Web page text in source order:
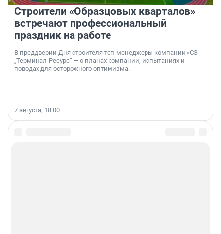
Строители «Образцовых кварталов»
встречают профессиональный
праздник на работе
В преддверии Дня строителя топ-менеджеры компании «СЗ
„Терминал-Ресурс“ — о планах компании, испытаниях и
поводах для осторожного оптимизма.
7 августа, 18:00